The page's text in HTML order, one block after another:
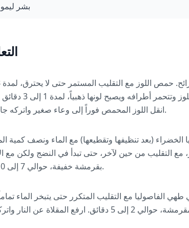
بشر
تقريباً. خفف النار قليلاً واستمر في التقليب حتى تظهر
انقل اللوز المحمص فوراً إلى وعاء صغير واتركه جانباً ليبرد.
الخضراء (بعد تنظيفها وتقطيعها) مع الماء ونصف كمية
مع التقليب من حين لآخر، حتى تبدأ في النضج ولكن مع
بقرمشة خفيفة، حوالي 7 إلى 10 دقائق.
الفاصوليا مع التقليب المتكرر حتى يتبخر الماء